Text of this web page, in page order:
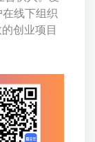
线下组织
创业项目